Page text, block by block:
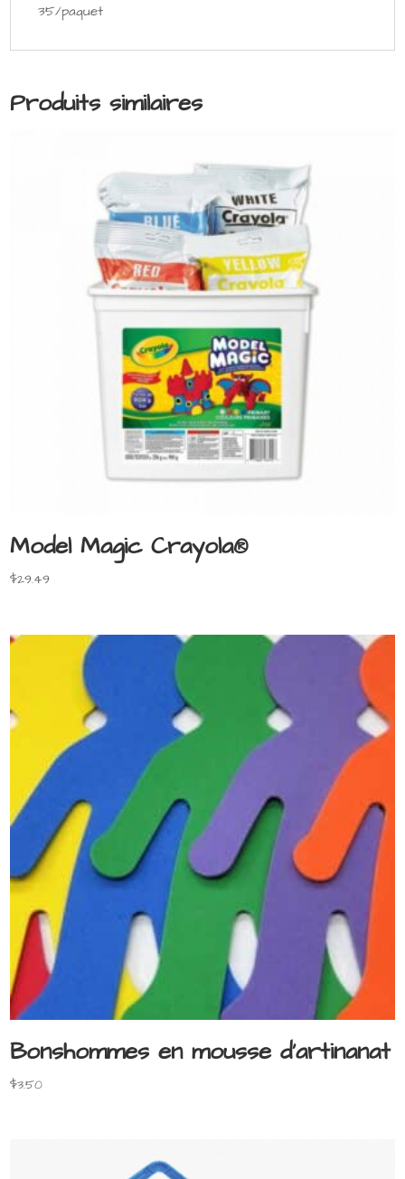
35/paquet
Produits similaires
Model Magic Crayola®
$29.49
Bonshommes en mousse d’artinanat
$3.50